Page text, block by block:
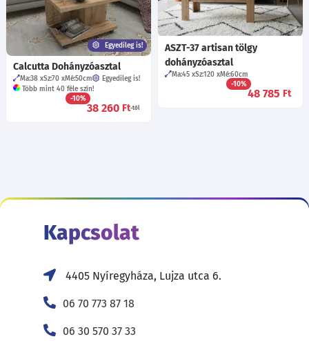
ASZT-37 artisan tölgy
dohányzóasztal
Ma:45 Sz:120 Mé:60cm
-10%
48 785 Ft
Egyedileg is!
Calcutta Dohányzóasztal
Ma:38 Sz:70 Mé:50cm
Egyedileg is!
Több mint 40 féle szín!
-10%
38 260 Ft-tól
Kapcsolat
4405 Nyíregyháza, Lujza utca 6.
06 70 773 87 18
06 30 570 37 33